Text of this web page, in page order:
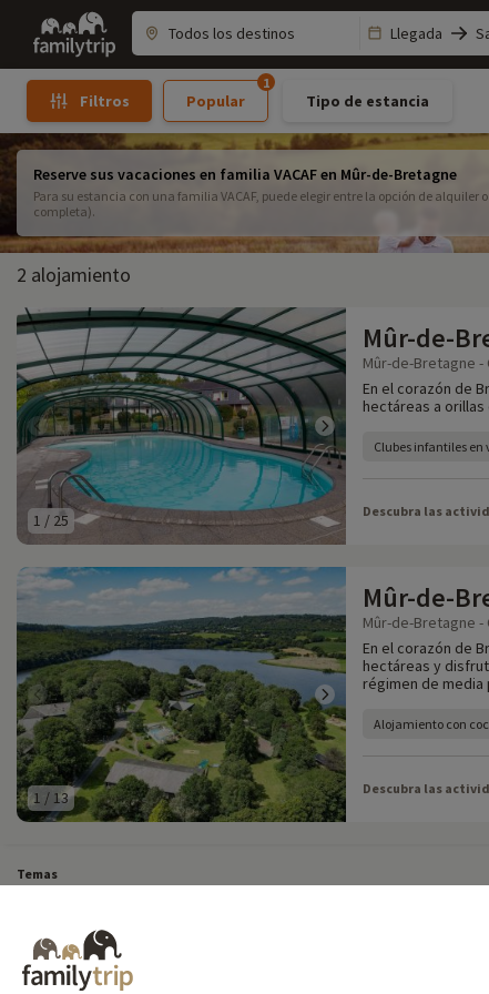
Family
trip
Llegada
Filtros Popular
1
Tipo de estancia
Reserve sus vacaciones en familia VACAF en Mûr-de-Bretagne
Para su estancia con una familia VACAF, puede elegir entre la opción de
completa).
2 alojamiento
1 / 25
Mûr-de-
Mûr-de-Bretagne -
En el corazón de
hectáreas a
Clubes infantiles en
Descubra las
1 / 13
Mûr-de-
Mûr-de-Bretagne -
En el corazón de
hectáreas y
régimen de
Alojamiento con
Descubra las
Temas
Todas nuestras vacaciones familiares en Francia
Destinos
Vacaciones de esquí en Francia